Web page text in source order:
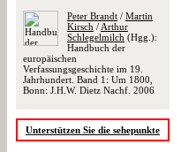
Peter Brandt / Martin
Kirsch / Arthur
Schlegelmilch (Hgg.):
Handbuch der
europäischen
Verfassungsgeschichte im 19.
Jahrhundert. Band 1: Um 1800,
Bonn: J.H.W. Dietz Nachf. 2006
Unterstützen Sie die sehepunkte